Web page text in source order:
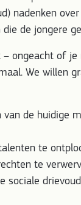
nadenken
de jongere
ongeacht of
We willen
de huidige
te
te
sociale